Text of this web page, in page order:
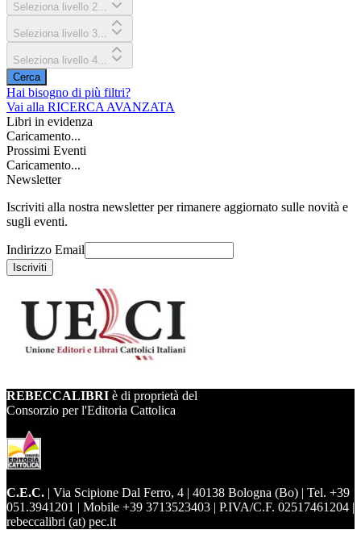
Seleziona livello 2...
Seleziona livello 3...
Seleziona livello 4...
Cerca
Hai bisogno di più filtri?
Vai alla RICERCA AVANZATA
Libri in evidenza
Caricamento...
Prossimi Eventi
Caricamento...
Newsletter
Iscriviti alla nostra newsletter per rimanere aggiornato sulle novità e
sugli eventi.
Indirizzo Email
Iscriviti
REBECCALIBRI è di proprietà del
Consorzio per l'Editoria Cattolica
C.E.C. | Via Scipione Dal Ferro, 4 | 40138 Bologna (Bo) | Tel. +39
051.3941201 | Mobile +39 3713523403 | P.IVA/C.F. 02517461204 |
rebeccalibri (at) pec.it